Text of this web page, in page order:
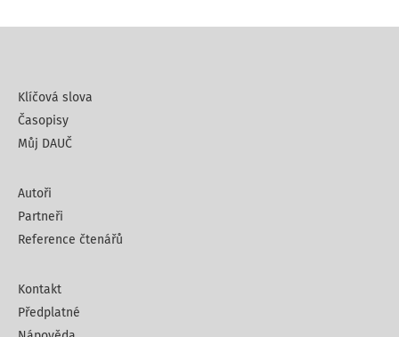
Klíčová slova
Časopisy
Můj DAUČ
Autoři
Partneři
Reference čtenářů
Kontakt
Předplatné